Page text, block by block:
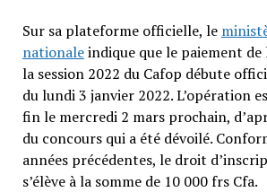
Sur sa plateforme officielle, le
nationaleindique que le paiement
la session 2022 du Cafop débute
du lundi 3 janvier 2022. L’opération
fin le mercredi 2 mars prochain,
du concours qui a été dévoilé.
années précédentes, le droit
s’élève à la somme de 10 000 frs Cfa.